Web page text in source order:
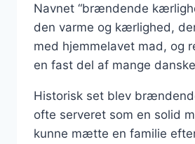
Navnet “brændende
den varme og kærlighed,
med hjemmelavet mad, og
en fast del af mange
Historisk set blev
ofte serveret som en solid
kunne mætte en familie